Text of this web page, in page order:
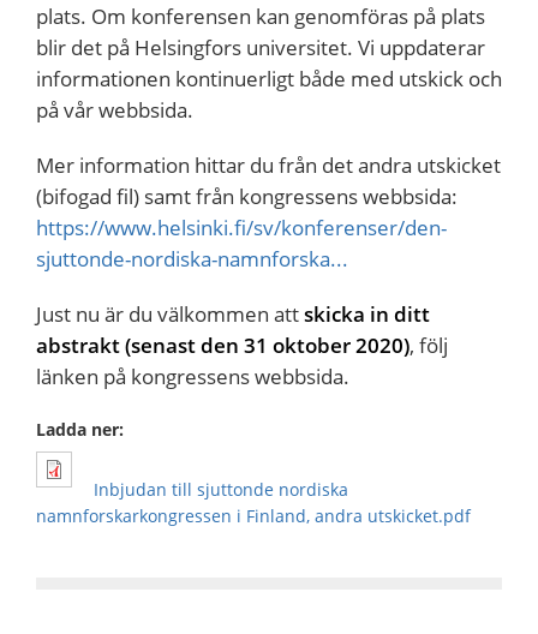
plats. Om konferensen kan genomföras på plats
blir det på Helsingfors universitet. Vi uppdaterar
informationen kontinuerligt både med utskick och
på vår webbsida.
Mer information hittar du från det andra utskicket
(bifogad fil) samt från kongressens webbsida:
https://www.helsinki.fi/sv/konferenser/den-
sjuttonde-nordiska-namnforska...
Just nu är du välkommen attskicka in ditt
abstrakt (senast den 31 oktober 2020), följ
länken på kongressens webbsida.
Ladda ner:
Inbjudan till sjuttonde nordiska
namnforskarkongressen i Finland, andra utskicket.pdf